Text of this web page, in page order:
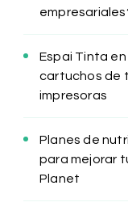
Espai Tinta
cartuchos de
impresoras
Planes de
para mejorar
Planet